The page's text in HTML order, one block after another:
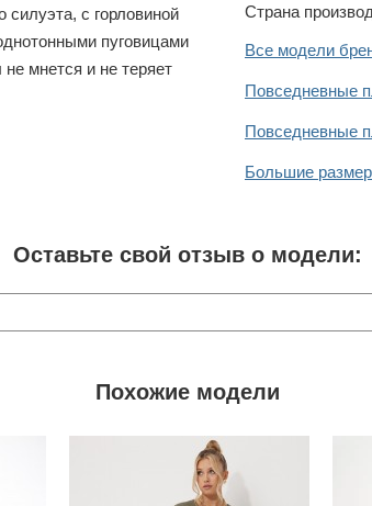
силуэта, с горловиной
пуговицами
мнется и не теряет
Страна
Все модели
Повседневные
Повседневные
Большие
Оставьте свой отзыв о модели:
Похожие модели